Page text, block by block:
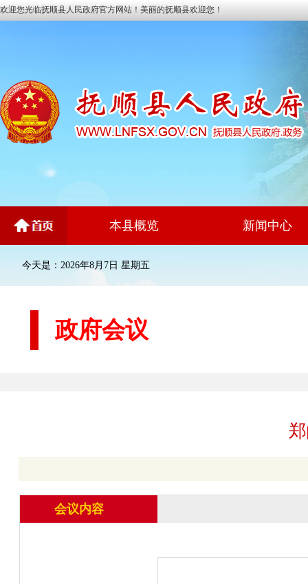
欢迎您光临抚顺县人民政府官方网站！美丽的抚顺县欢迎您！
本县概览 新闻中心
今天是：2026年8月7日 星期五
政府会议
会议内容